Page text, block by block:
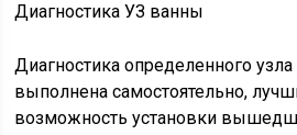
Диагностика УЗ ванны
Диагностика определенного
выполнена самостоятельно,
возможность установки